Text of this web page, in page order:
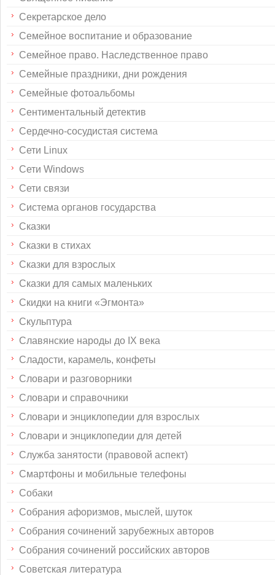
Секретарское дело
Семейное воспитание и образование
Семейное право. Наследственное право
Семейные праздники, дни рождения
Семейные фотоальбомы
Сентиментальный детектив
Сердечно-сосудистая система
Сети Linux
Сети Windows
Сети связи
Система органов государства
Сказки
Сказки в стихах
Сказки для взрослых
Сказки для самых маленьких
Скидки на книги «Эгмонта»
Скульптура
Славянские народы до IX века
Сладости, карамель, конфеты
Словари и разговорники
Словари и справочники
Словари и энциклопедии для взрослых
Словари и энциклопедии для детей
Служба занятости (правовой аспект)
Смартфоны и мобильные телефоны
Собаки
Собрания афоризмов, мыслей, шуток
Собрания сочинений зарубежных авторов
Собрания сочинений российских авторов
Советская литература